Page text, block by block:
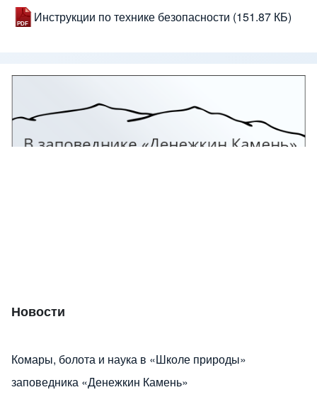
Инструкции по технике безопасности (151.87 КБ)
Новости
Комары, болота и наука в «Школе природы»
заповедника «Денежкин Камень»